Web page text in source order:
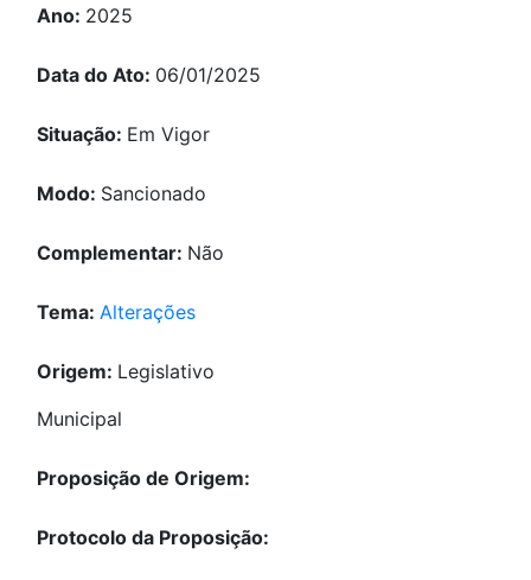
Ano: 2025
Data do Ato: 06/01/2025
Situação: Em Vigor
Modo: Sancionado
Complementar: Não
Tema: Alterações
Origem: Legislativo
Municipal
Proposição de Origem:
Protocolo da Proposição: